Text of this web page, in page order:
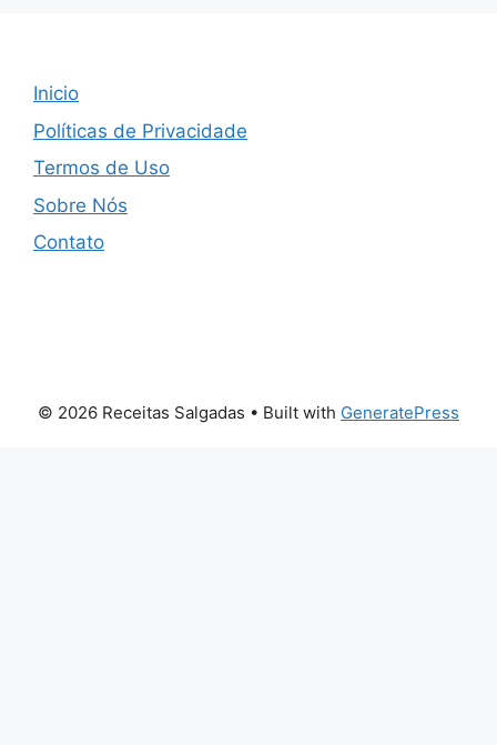
Inicio
Políticas de Privacidade
Termos de Uso
Sobre Nós
Contato
© 2026 Receitas Salgadas • Built with GeneratePress